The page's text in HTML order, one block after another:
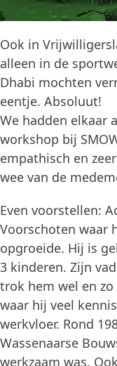
Ook in
alleen in de
Dhabi mochten
eentje. Absoluut!
We hadden elkaar
workshop bij
empathisch en
wee van de
Even voorstellen:
Voorschoten waar
opgroeide. Hij is
3 kinderen. Zijn
trok hem wel en
waar hij veel
werkvloer. Rond
Wassenaarse
werkzaam was.